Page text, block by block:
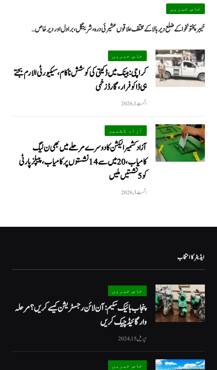
خاص خبریں
خیبرپختونخوا کے ضلع دیر بالا کے مختلف علاقوں عشیرئی درہ، شرینگل، براول اور دیر خاص…
خاص خبریں
کراچی: بینک میں ڈکیتی کی کوشش ناکام، سیکیورٹی الارم بجتے
ہی ڈاکو فرار، گارڈ زخمی
اگست 1, 2026
آزاد کشمیر
آزاد کشمیر الیکشن کا دوسرے مرحلے میں بھی ن لیگ
کامیاب، 20 میں سے 14 نشستوں پر کامیاب، پیپلزپارٹی
کو 5 نشستیں ملیں
اگست 3, 2026
ایڈیٹر کا انتخاب
خاص خبریں
پنجاب بائیک سکیم: آن لائن رجسٹریشن کیسے کریں؟ مرحلہ
وار گائیڈ چیک کریں
اپریل 15, 2024
خاص خبریں